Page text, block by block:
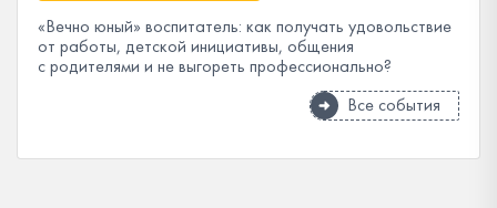
«Вечно юный» воспитатель: как получать удовольствие
от работы, детской инициативы, общения
с родителями и не выгореть профессионально?
Все события